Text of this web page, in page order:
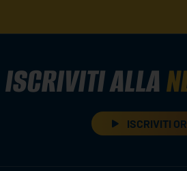
ISCRIVITI ALLA
ISCRIVITI